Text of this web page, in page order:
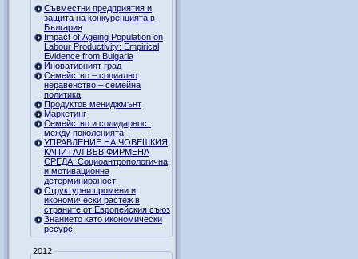
Съвместни предприятия и
защита на конкуренцията в
България
Impact of Ageing Population on
Labour Productivity: Empirical
Evidence from Bulgaria
Иновативният град
Семейство – социално
неравенство – семейна
политика
Продуктов мениджмънт
Маркетинг
Семейство и солидарност
между поколенията
УПРАВЛЕНИЕ НА ЧОВЕШКИЯ
КАПИТАЛ ВЪВ ФИРМЕНА
СРЕДА. Социоантропологична
и мотивационна
детерминираност
Структурни промени и
икономически растеж в
страните от Европейския съюз
Знанието като икономически
ресурс
2012